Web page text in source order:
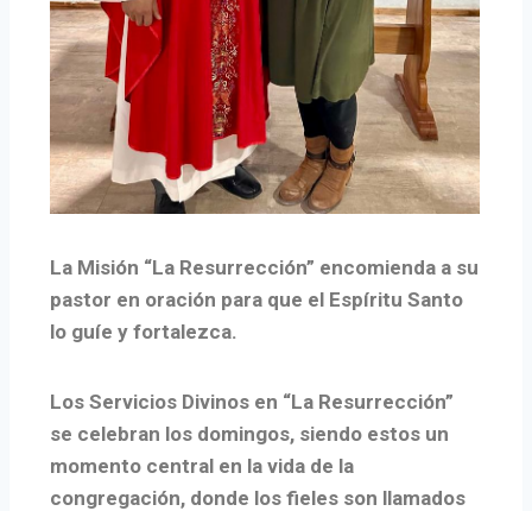
La Misión “La Resurrección” encomienda a su
pastor en oración para que el Espíritu Santo
lo guíe y fortalezca.
Los Servicios Divinos en “La Resurrección”
se celebran los domingos, siendo estos un
momento central en la vida de la
congregación, donde los fieles son llamados